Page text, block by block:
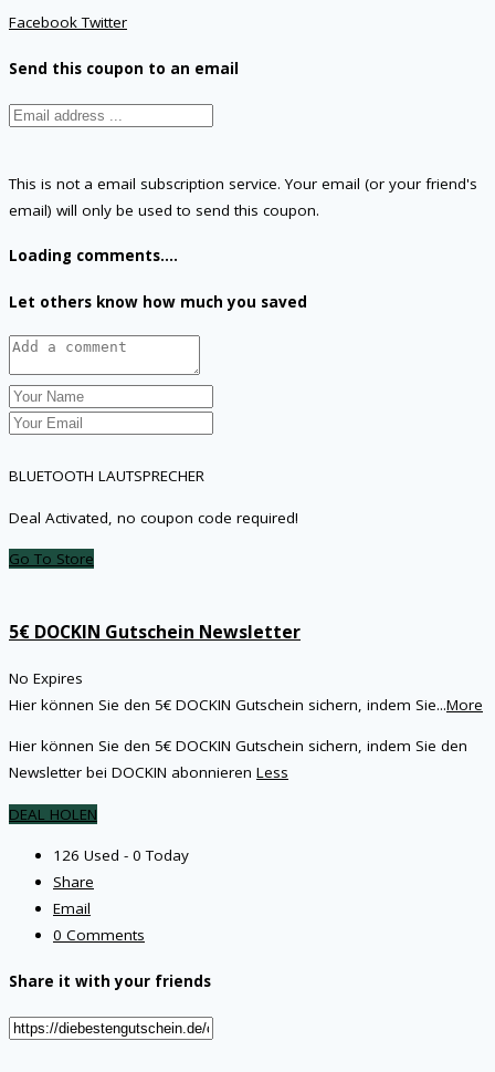
FacebookTwitter
Send this coupon to an email
This is not a email subscription service. Your email (or your friend's
email) will only be used to send this coupon.
Loading comments....
Let others know how much you saved
BLUETOOTH LAUTSPRECHER
Deal Activated, no coupon code required!
Go To Store
5€ DOCKIN Gutschein Newsletter
No Expires
Hier können Sie den 5€ DOCKIN Gutschein sichern, indem Sie...More
Hier können Sie den 5€ DOCKIN Gutschein sichern, indem Sie den
Newsletter bei DOCKIN abonnieren Less
DEAL HOLEN
126 Used - 0 Today
Share
Email
0 Comments
Share it with your friends